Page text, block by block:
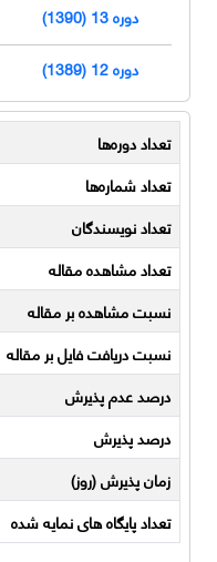
دوره 13 (1390)
دوره 12 (1389)
تعداد دوره‌ها
تعداد شماره‌ها
تعداد نویسندگان
تعداد مشاهده مقاله
نسبت مشاهده بر مقاله
نسبت دریافت فایل بر مقاله
درصد عدم پذیرش
درصد پذیرش
زمان پذیرش (روز)
تعداد پایگاه های نمایه شده